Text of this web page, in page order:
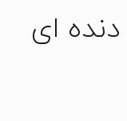
خودرو فولکس واگن Golf دنده ای